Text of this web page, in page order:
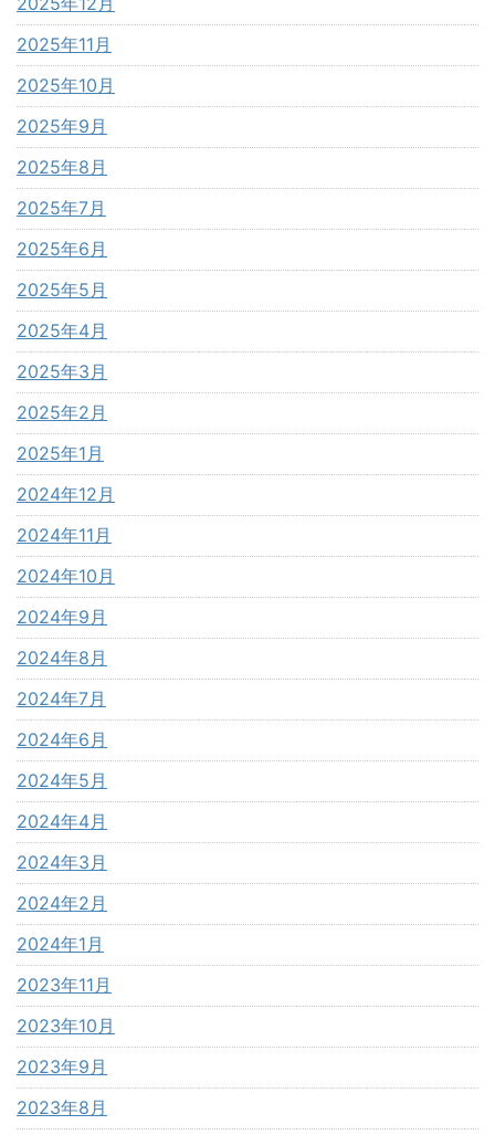
2025年11月
2025年10月
2025年9月
2025年8月
2025年7月
2025年6月
2025年5月
2025年4月
2025年3月
2025年2月
2025年1月
2024年12月
2024年11月
2024年10月
2024年9月
2024年8月
2024年7月
2024年6月
2024年5月
2024年4月
2024年3月
2024年2月
2024年1月
2023年11月
2023年10月
2023年9月
2023年8月